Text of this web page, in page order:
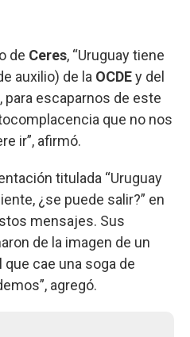
de Ceres, “Uruguay tiene
auxilio) de la OCDEy del
, para escaparnos de este
que no nos
ir”, afirmó.
titulada “Uruguay
¿se puede salir?” en
mensajes. Sus
de la imagen de un
cae una soga de
agregó.